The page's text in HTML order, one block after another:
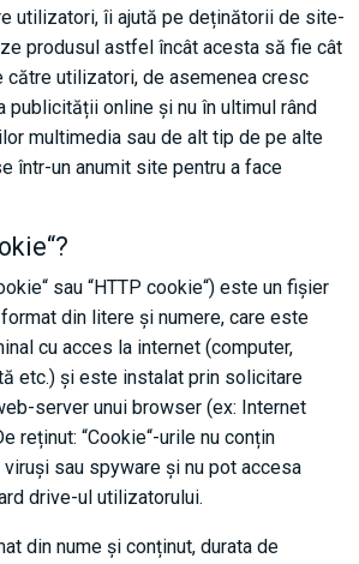
utilizatori, îi ajută pe deținătorii de site-
produsul astfel încât acesta să fie cât
către utilizatori, de asemenea cresc
publicității online și nu în ultimul rând
multimedia sau de alt tip de pe alte
într-un anumit site pentru a face
sau “HTTP cookie“) este un fișier
din litere și numere, care este
cu acces la internet (computer,
etc.) și este instalat prin solicitare
server unui browser (ex: Internet
reținut: “Cookie“-urile nu conțin
sau spyware și nu pot accesa
drive-ul utilizatorului.
din nume și conținut, durata de